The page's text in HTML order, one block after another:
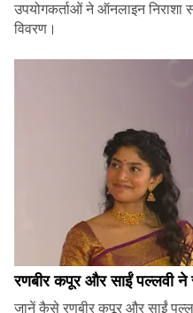
उपयोगकर्ताओं ने ऑनलाइन
विवरण।
रणबीर कपूर और साईं पल्लवी ने
जानें कैसे रणबीर कपूर और साईं